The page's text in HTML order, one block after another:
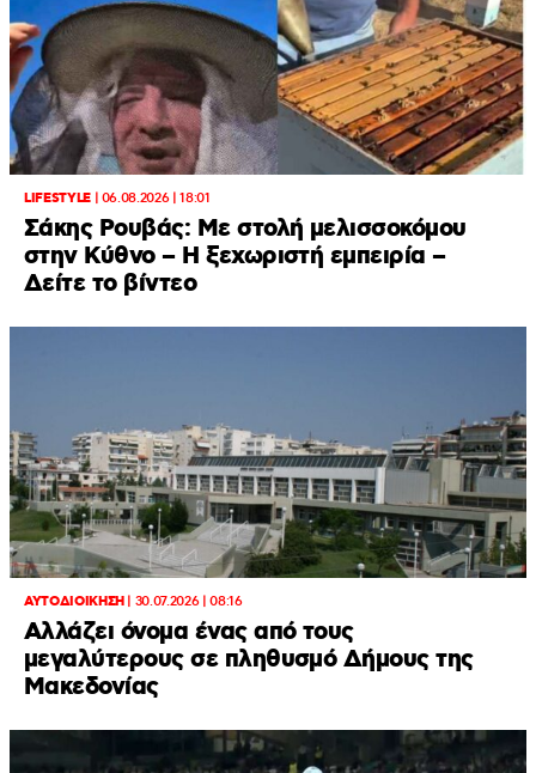
LIFESTYLE| 06.08.2026 | 18:01
Σάκης Ρουβάς: Με στολή μελισσοκόμου
στην Κύθνο – Η ξεχωριστή εμπειρία –
Δείτε το βίντεο
ΑΥΤΟΔΙΟΙΚΗΣΗ| 30.07.2026 | 08:16
Αλλάζει όνομα ένας από τους
μεγαλύτερους σε πληθυσμό Δήμους της
Μακεδονίας